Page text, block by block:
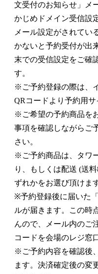
文受付のお知らせ」メ
かじめドメイン受信設
メール設定がされてい
かないと予約受付が出
末での受信設定をご確
す。
※ご予約登録の際は、
QRコードより予約用サ
※ご希望の予約商品を
事項を確認しながらご
さい。
※ご予約商品は、タワ
り、もしくは配送 (送
ずれかをお選び頂けます
※予約登録後に届いた
ルが届きます。この時
んので、メール内のご
コードを会場のレジ窓
※ご予約内容を確認後
ます。決済確定後の変